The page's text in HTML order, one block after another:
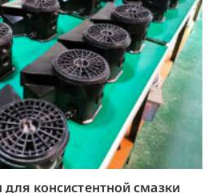
консистентной смазки